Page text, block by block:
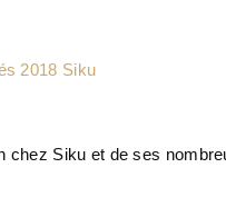
2018 Siku
chez Siku et de ses